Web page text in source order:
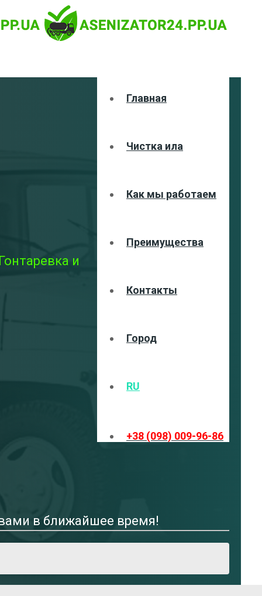
Главная
Чистка ила
Как мы работаем
Преимущества
Контакты
Город
RU
+38 (098) 009-96-86
и
в ближайшее время!